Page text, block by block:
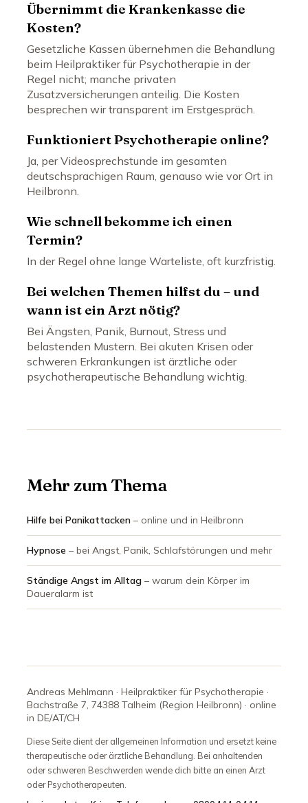
Übernimmt die Krankenkasse die
Kosten?
Gesetzliche Kassen übernehmen die Behandlung
beim Heilpraktiker für Psychotherapie in der
Regel nicht; manche privaten
Zusatzversicherungen anteilig. Die Kosten
besprechen wir transparent im Erstgespräch.
Funktioniert Psychotherapie online?
Ja, per Videosprechstunde im gesamten
deutschsprachigen Raum, genauso wie vor Ort in
Heilbronn.
Wie schnell bekomme ich einen
Termin?
In der Regel ohne lange Warteliste, oft kurzfristig.
Bei welchen Themen hilfst du – und
wann ist ein Arzt nötig?
Bei Ängsten, Panik, Burnout, Stress und
belastenden Mustern. Bei akuten Krisen oder
schweren Erkrankungen ist ärztliche oder
psychotherapeutische Behandlung wichtig.
Mehr zum Thema
Hilfe bei Panikattacken – online und in Heilbronn
Hypnose – bei Angst, Panik, Schlafstörungen und mehr
Ständige Angst im Alltag – warum dein Körper im
Daueralarm ist
Andreas Mehlmann · Heilpraktiker für Psychotherapie ·
Bachstraße 7, 74388 Talheim (Region Heilbronn) · online
in DE/AT/CH
Diese Seite dient der allgemeinen Information und ersetzt keine
therapeutische oder ärztliche Behandlung. Bei anhaltenden
oder schweren Beschwerden wende dich bitte an einen Arzt
oder Psychotherapeuten.